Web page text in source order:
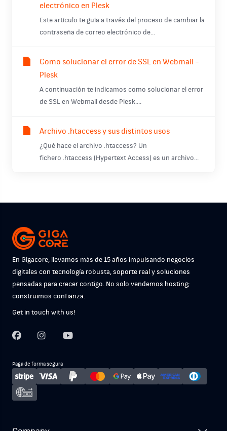
electrónico en Plesk
Este artículo te guía a través del proceso de cambiar la
contraseña de correo electrónico de...
Como solucionar el error de SSL en Webmail -
Plesk
A continuación te indicamos como solucionar el error
de SSL en Webmail desde Plesk....
Archivo .htaccess y sus distintos usos
¿Qué hace el archivo .htaccess? Un
fichero .htaccess (Hypertext Access) es un archivo...
En Gigacore, llevamos más de 15 años impulsando negocios
digitales con tecnología robusta, soporte real y soluciones
pensadas para crecer contigo. No solo vendemos hosting;
construimos confianza.
Get in touch with us!
Paga de forma segura